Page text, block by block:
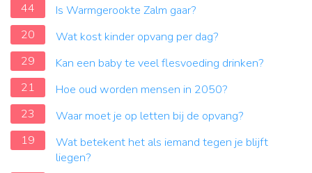
44
Is Warmgerookte Zalm gaar?
20
Wat kost kinder opvang per dag?
29
Kan een baby te veel flesvoeding drinken?
21
Hoe oud worden mensen in 2050?
23
Waar moet je op letten bij de opvang?
19
Wat betekent het als iemand tegen je blijft
liegen?